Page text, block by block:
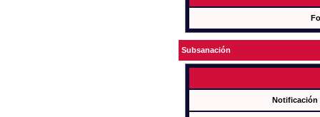
Subsanación
Notificación